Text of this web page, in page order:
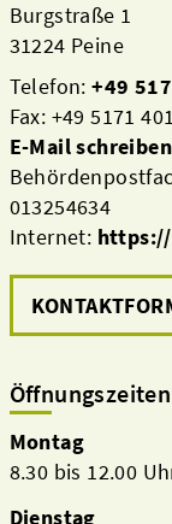
Burgstraße 1
31224 Peine
Telefon:+49
Fax: +49 5171
E-Mail schreiben
013254634
Internet:
Öffnungszeiten
Montag
8.30 bis 12.00
Dienstag